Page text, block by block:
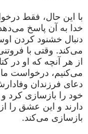
با این حال، فقط
خدا به آن پاسخ
دنبال خشنود کردن
می‌کند. وقتی با
از هر آنچه که او در
می‌کنیم، درخواست
دعای فرزندان
خود را بازسازی کرد
دارند و این عشق را
بازسازی می‌کند.